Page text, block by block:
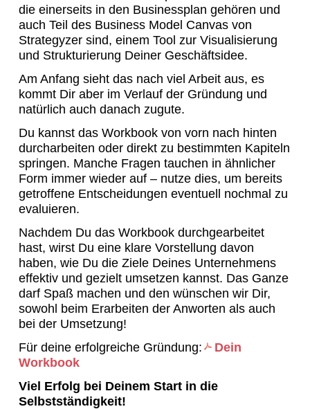
die einerseits in den Businessplan gehören und
auch Teil des Business Model Canvas von
Strategyzer sind, einem Tool zur Visualisierung
und Strukturierung Deiner Geschäftsidee.
Am Anfang sieht das nach viel Arbeit aus, es
kommt Dir aber im Verlauf der Gründung und
natürlich auch danach zugute.
Du kannst das Workbook von vorn nach hinten
durcharbeiten oder direkt zu bestimmten Kapiteln
springen. Manche Fragen tauchen in ähnlicher
Form immer wieder auf – nutze dies, um bereits
getroffene Entscheidungen eventuell nochmal zu
evaluieren.
Nachdem Du das Workbook durchgearbeitet
hast, wirst Du eine klare Vorstellung davon
haben, wie Du die Ziele Deines Unternehmens
effektiv und gezielt umsetzen kannst. Das Ganze
darf Spaß machen und den wünschen wir Dir,
sowohl beim Erarbeiten der Anworten als auch
bei der Umsetzung!
Für deine erfolgreiche Gründung:
Dein
Workbook
Viel Erfolg bei Deinem Start in die
Selbstständigkeit!